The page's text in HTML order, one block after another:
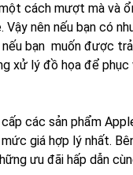
cách mượt mà và
Vậy nên nếu bạn có
bạn muốn được
xử lý đồ họa để
các sản phẩm
giá hợp lý nhất.
ưu đãi hấp dẫn